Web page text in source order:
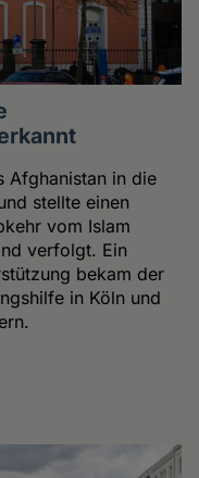
Afghanistan in die
stellte einen
vom Islam
verfolgt. Ein
bekam der
in Köln und